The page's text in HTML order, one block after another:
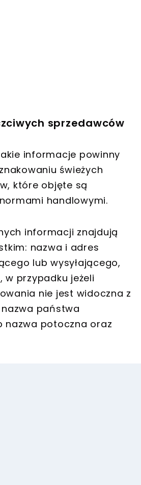
sprzedawców
informacje powinny
świeżych
które objęte są
handlowymi.
informacji znajdują
nazwa i adres
lub wysyłającego,
w przypadku jeżeli
nie jest widoczna z
nazwa państwa
nazwa potoczna oraz